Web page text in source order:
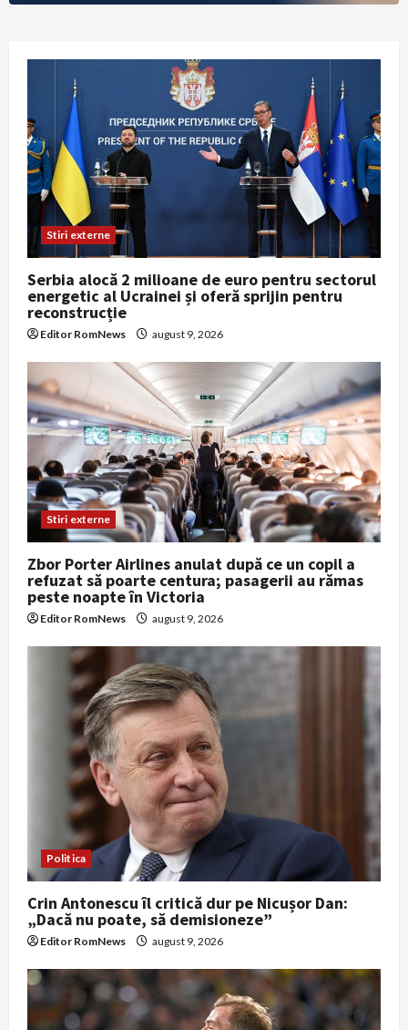
Stiri externe
Serbia alocă 2 milioane de euro pentru sectorul
energetic al Ucrainei și oferă sprijin pentru
reconstrucție
Editor RomNews august 9, 2026
Stiri externe
Zbor Porter Airlines anulat după ce un copil a
refuzat să poarte centura; pasagerii au rămas
peste noapte în Victoria
Editor RomNews august 9, 2026
Politica
Crin Antonescu îl critică dur pe Nicușor Dan:
„Dacă nu poate, să demisioneze”
Editor RomNews august 9, 2026